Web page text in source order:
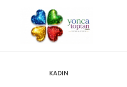
KADIN